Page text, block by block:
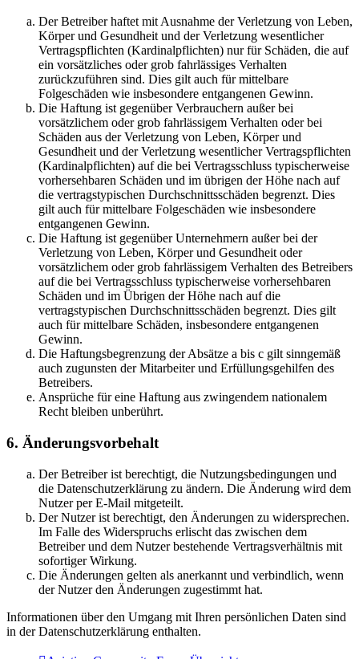
Der Betreiber haftet mit Ausnahme der Verletzung von Leben,
Körper und Gesundheit und der Verletzung wesentlicher
Vertragspflichten (Kardinalpflichten) nur für Schäden, die auf
ein vorsätzliches oder grob fahrlässiges Verhalten
zurückzuführen sind. Dies gilt auch für mittelbare
Folgeschäden wie insbesondere entgangenen Gewinn.
Die Haftung ist gegenüber Verbrauchern außer bei
vorsätzlichem oder grob fahrlässigem Verhalten oder bei
Schäden aus der Verletzung von Leben, Körper und
Gesundheit und der Verletzung wesentlicher Vertragspflichten
(Kardinalpflichten) auf die bei Vertragsschluss typischerweise
vorhersehbaren Schäden und im übrigen der Höhe nach auf
die vertragstypischen Durchschnittsschäden begrenzt. Dies
gilt auch für mittelbare Folgeschäden wie insbesondere
entgangenen Gewinn.
Die Haftung ist gegenüber Unternehmern außer bei der
Verletzung von Leben, Körper und Gesundheit oder
vorsätzlichem oder grob fahrlässigem Verhalten des Betreibers
auf die bei Vertragsschluss typischerweise vorhersehbaren
Schäden und im Übrigen der Höhe nach auf die
vertragstypischen Durchschnittsschäden begrenzt. Dies gilt
auch für mittelbare Schäden, insbesondere entgangenen
Gewinn.
Die Haftungsbegrenzung der Absätze a bis c gilt sinngemäß
auch zugunsten der Mitarbeiter und Erfüllungsgehilfen des
Betreibers.
Ansprüche für eine Haftung aus zwingendem nationalem
Recht bleiben unberührt.
6. Änderungsvorbehalt
Der Betreiber ist berechtigt, die Nutzungsbedingungen und
die Datenschutzerklärung zu ändern. Die Änderung wird dem
Nutzer per E-Mail mitgeteilt.
Der Nutzer ist berechtigt, den Änderungen zu widersprechen.
Im Falle des Widerspruchs erlischt das zwischen dem
Betreiber und dem Nutzer bestehende Vertragsverhältnis mit
sofortiger Wirkung.
Die Änderungen gelten als anerkannt und verbindlich, wenn
der Nutzer den Änderungen zugestimmt hat.
Informationen über den Umgang mit Ihren persönlichen Daten sind
in der Datenschutzerklärung enthalten.